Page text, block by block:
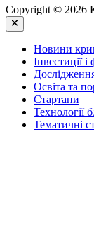
Copyright © 2026
Close
Новини
Інвестиції і
Освіта та
Стартапи
Технології
Тематичні